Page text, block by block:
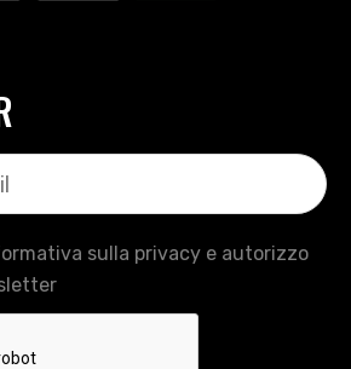
sulla privacy e autorizzo